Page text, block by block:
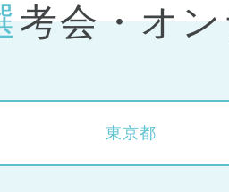
選考会・オ
東京都